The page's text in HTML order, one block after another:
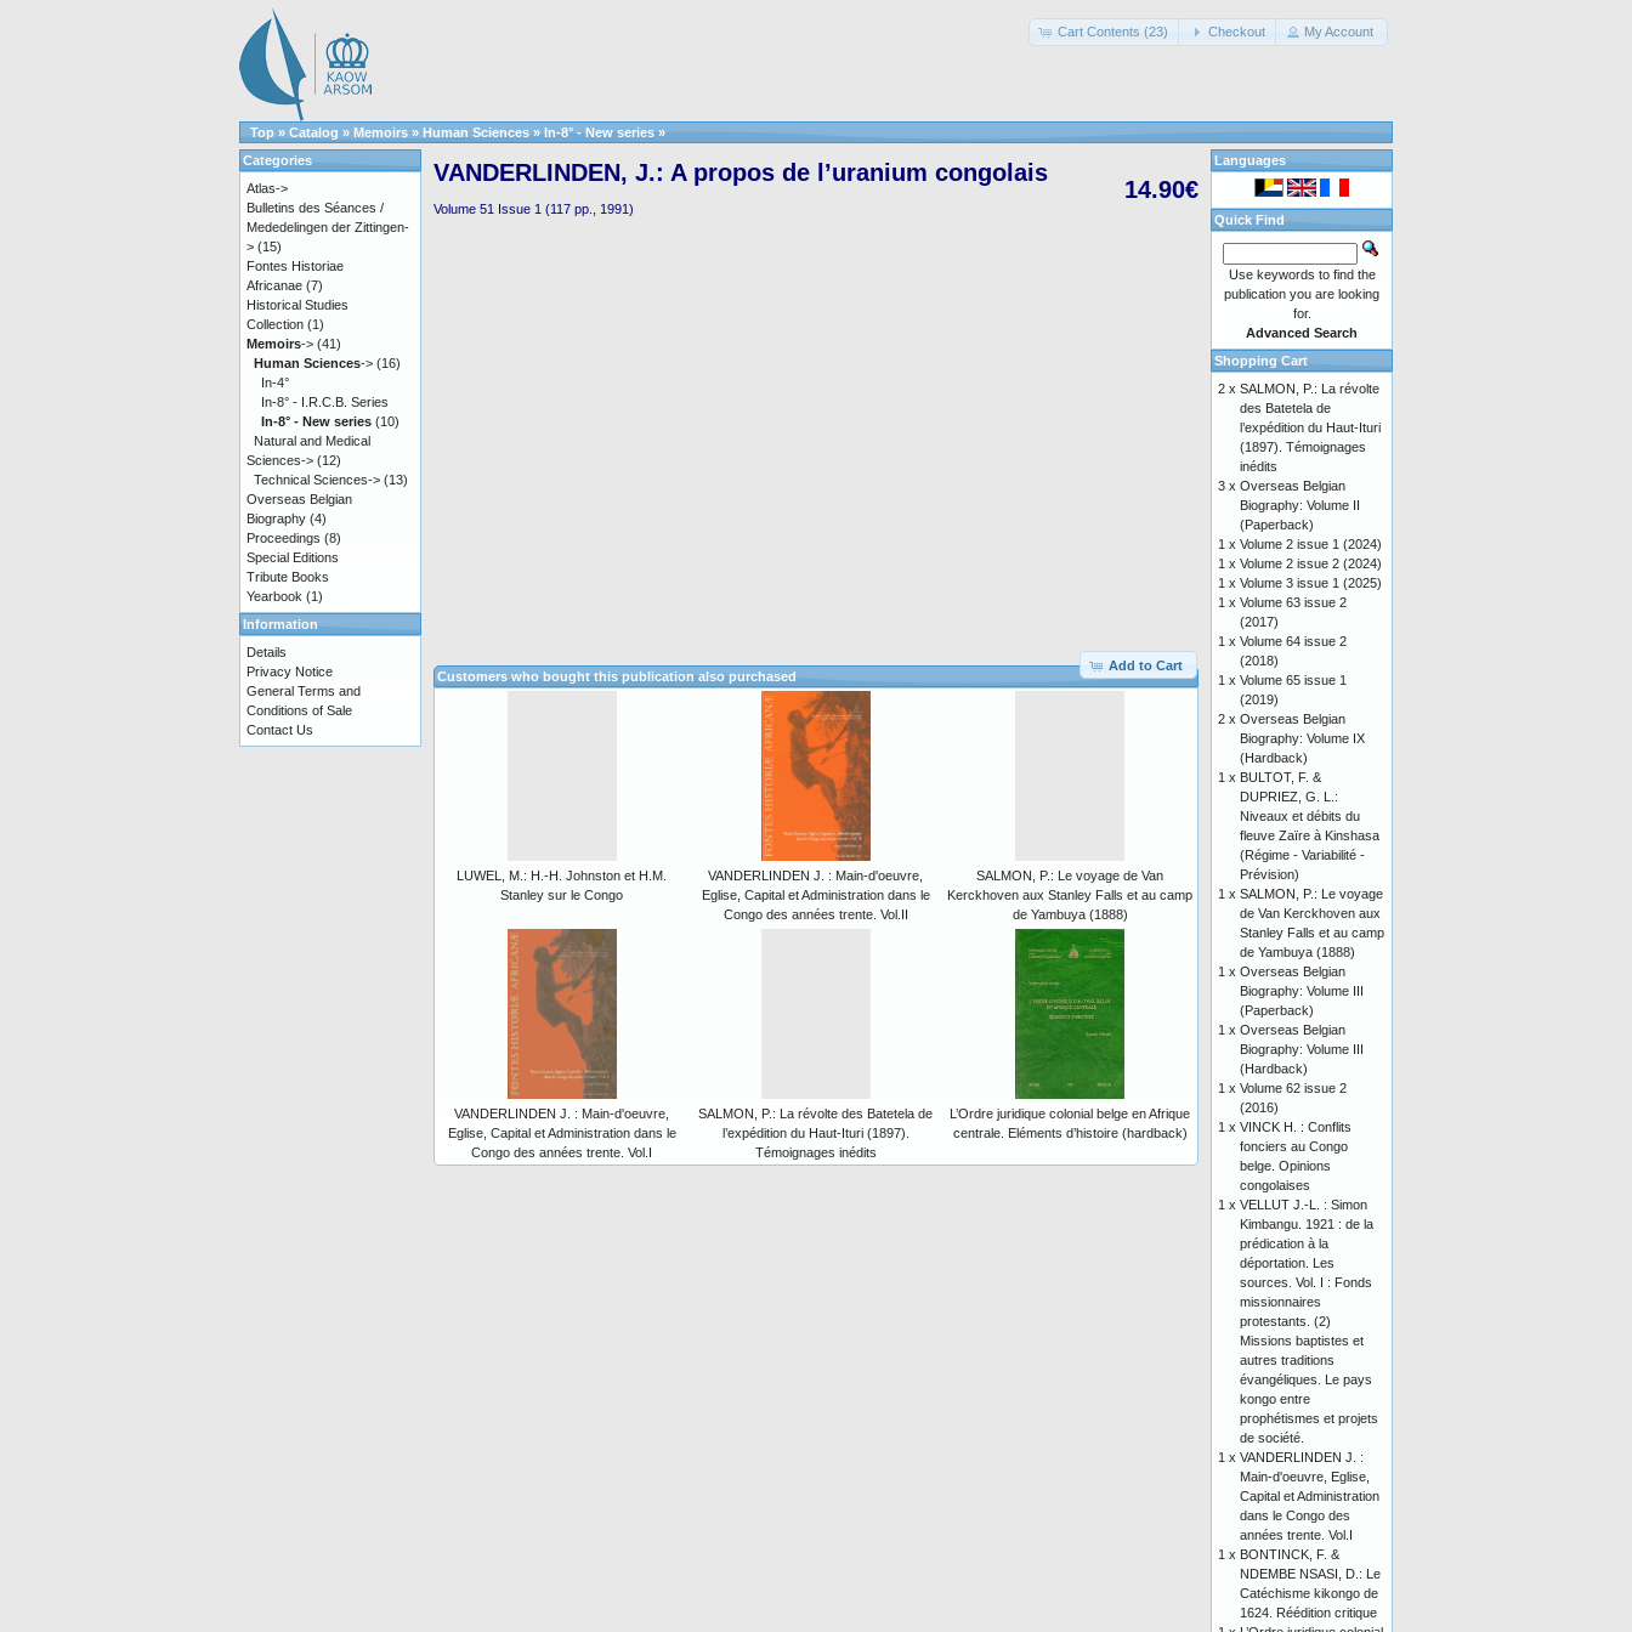
Cart Contents (23) Checkout My Account
Top » Catalog » Memoirs » Human Sciences » In-8° - New series »
14.90€
VANDERLINDEN, J.: A propos de l’uranium congolais
Volume 51 Issue 1 (117 pp., 1991)
Add to Cart
Customers who bought this publication also purchased
LUWEL, M.: H.-H. Johnston et H.M.
Stanley sur le Congo
VANDERLINDEN J. : Main-d'oeuvre,
Eglise, Capital et Administration dans le
Congo des années trente. Vol.II
SALMON, P.: Le voyage de Van
Kerckhoven aux Stanley Falls et au camp
de Yambuya (1888)
VANDERLINDEN J. : Main-d'oeuvre,
Eglise, Capital et Administration dans le
Congo des années trente. Vol.I
SALMON, P.: La révolte des Batetela de
l’expédition du Haut-Ituri (1897).
Témoignages inédits
L’Ordre juridique colonial belge en Afrique
centrale. Eléments d’histoire (hardback)
Categories
Atlas->
Bulletins des Séances /
Mededelingen der Zittingen-
> (15)
Fontes Historiae
Africanae (7)
Historical Studies
Collection (1)
Memoirs-> (41)
Human Sciences-> (16)
In-4°
In-8° - I.R.C.B. Series
In-8° - New series (10)
Natural and Medical
Sciences-> (12)
Technical Sciences-> (13)
Overseas Belgian
Biography (4)
Proceedings (8)
Special Editions
Tribute Books
Yearbook (1)
Information
Details
Privacy Notice
General Terms and
Conditions of Sale
Contact Us
Languages
Quick Find
Use keywords to find the
publication you are looking
for.
Advanced Search
Shopping Cart
2 x SALMON, P.: La révolte
des Batetela de
l’expédition du Haut-Ituri
(1897). Témoignages
inédits
3 x Overseas Belgian
Biography: Volume II
(Paperback)
1 x Volume 2 issue 1 (2024)
1 x Volume 2 issue 2 (2024)
1 x Volume 3 issue 1 (2025)
1 x Volume 63 issue 2
(2017)
1 x Volume 64 issue 2
(2018)
1 x Volume 65 issue 1
(2019)
2 x Overseas Belgian
Biography: Volume IX
(Hardback)
1 x BULTOT, F. &
DUPRIEZ, G. L.:
Niveaux et débits du
fleuve Zaïre à Kinshasa
(Régime - Variabilité -
Prévision)
1 x SALMON, P.: Le voyage
de Van Kerckhoven aux
Stanley Falls et au camp
de Yambuya (1888)
1 x Overseas Belgian
Biography: Volume III
(Paperback)
1 x Overseas Belgian
Biography: Volume III
(Hardback)
1 x Volume 62 issue 2
(2016)
1 x VINCK H. : Conflits
fonciers au Congo
belge. Opinions
congolaises
1 x VELLUT J.-L. : Simon
Kimbangu. 1921 : de la
prédication à la
déportation. Les
sources. Vol. I : Fonds
missionnaires
protestants. (2)
Missions baptistes et
autres traditions
évangéliques. Le pays
kongo entre
prophétismes et projets
de société.
1 x VANDERLINDEN J. :
Main-d'oeuvre, Eglise,
Capital et Administration
dans le Congo des
années trente. Vol.I
1 x BONTINCK, F. &
NDEMBE NSASI, D.: Le
Catéchisme kikongo de
1624. Réédition critique